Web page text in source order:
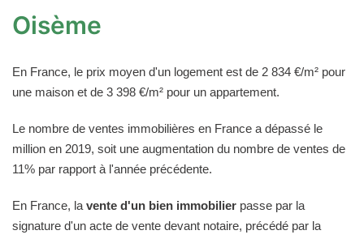
Oisème
En France, le prix moyen d'un logement est de 2 834 €/m² pour
une maison et de 3 398 €/m² pour un appartement.
Le nombre de ventes immobilières en France a dépassé le
million en 2019, soit une augmentation du nombre de ventes de
11% par rapport à l'année précédente.
En France, la vente d'un bien immobilier passe par la
signature d'un acte de vente devant notaire, précédé par la